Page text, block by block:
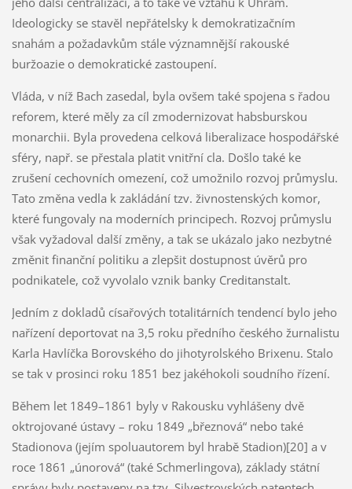
Ideologicky se stavěl nepřátelsky k demokratizačním
snahám a požadavkům stále významnější rakouské
buržoazie o demokratické zastoupení.
Vláda, v níž Bach zasedal, byla ovšem také spojena s řadou
reforem, které měly za cíl zmodernizovat habsburskou
monarchii. Byla provedena celková liberalizace hospodářské
sféry, např. se přestala platit vnitřní cla. Došlo také ke
zrušení cechovních omezení, což umožnilo rozvoj průmyslu.
Tato změna vedla k zakládání tzv. živnostenských komor,
které fungovaly na moderních principech. Rozvoj průmyslu
však vyžadoval další změny, a tak se ukázalo jako nezbytné
změnit finanční politiku a zlepšit dostupnost úvěrů pro
podnikatele, což vyvolalo vznik banky Creditanstalt.
Jedním z dokladů císařových totalitárních tendencí bylo jeho
nařízení deportovat na 3,5 roku předního českého žurnalistu
Karla Havlíčka Borovského do jihotyrolského Brixenu. Stalo
se tak v prosinci roku 1851 bez jakéhokoli soudního řízení.
Během let 1849–1861 byly v Rakousku vyhlášeny dvě
oktrojované ústavy – roku 1849 „březnová“ nebo také
Stadionova (jejím spoluautorem byl hrabě Stadion)[20] a v
roce 1861 „únorová“ (také Schmerlingova), základy státní